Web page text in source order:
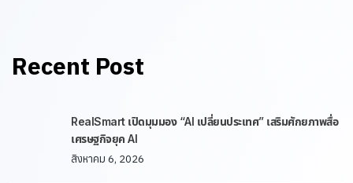
Recent Post
RealSmart เปิดมุมมอง “AI เปลี่ยนประเทศ” เสริมศักยภาพสื่อ
เศรษฐกิจยุค AI
สิงหาคม 6, 2026